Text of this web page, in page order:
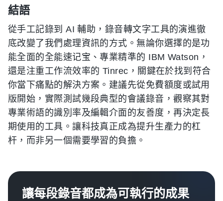
結語
從手工記錄到 AI 輔助，錄音轉文字工具的演進徹
底改變了我們處理資訊的方式。無論你選擇的是功
能全面的全能速记宝、專業精準的 IBM Watson，
還是注重工作流效率的 Tinrec，關鍵在於找到符合
你當下痛點的解決方案。建議先從免費額度或試用
版開始，實際測試幾段典型的會議錄音，觀察其對
專業術語的識別率及編輯介面的友善度，再決定長
期使用的工具。讓科技真正成為提升生產力的杠
杆，而非另一個需要學習的負擔。
讓每段錄音都成為可執行的成果